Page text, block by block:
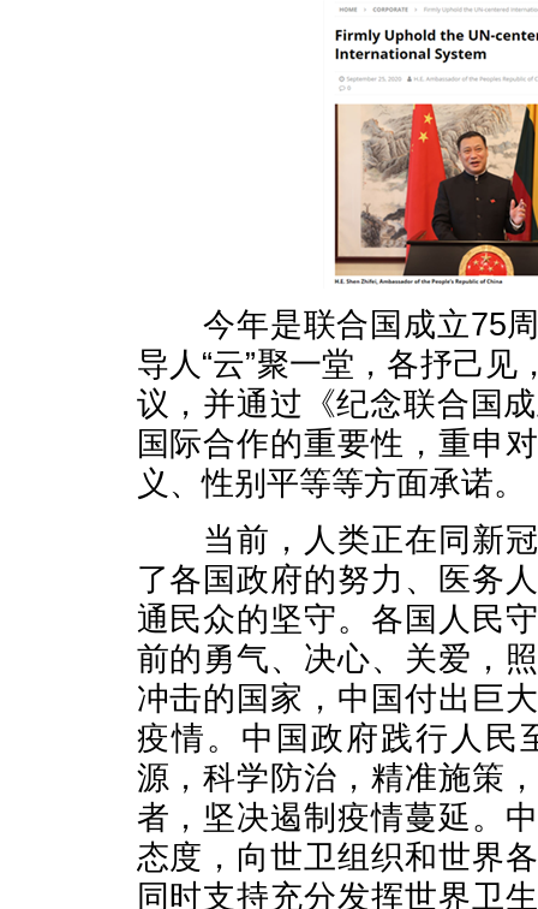
今年是联合国成立75周
导人“云”聚一堂，各抒己
议，并通过《纪念联合国
国际合作的重要性，重申
义、性别平等等方面承诺。
当前，人类正在同新冠
了各国政府的努力、医务
通民众的坚守。各国人民
前的勇气、决心、关爱，
冲击的国家，中国付出巨
疫情。中国政府践行人民
源，科学防治，精准施策
者，坚决遏制疫情蔓延。
态度，向世卫组织和世界
同时支持充分发挥世界卫